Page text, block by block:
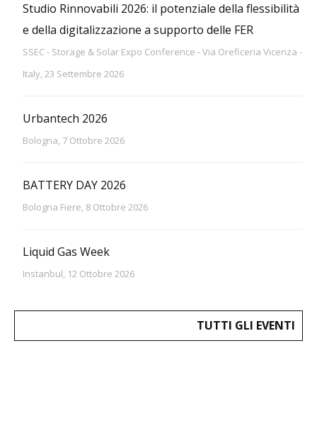
Studio Rinnovabili 2026: il potenziale della flessibilità
e della digitalizzazione a supporto delle FER
SSEC - Storage & Solar Expo Conference - Via Oreficeria Vicenza -
Italy, 23 Settembre 2026
Urbantech 2026
Bologna, 7 Ottobre 2026
BATTERY DAY 2026
Bologna Fiere, 8 Ottobre 2026
Liquid Gas Week
Instanbul, 12 Ottobre 2026
TUTTI GLI EVENTI